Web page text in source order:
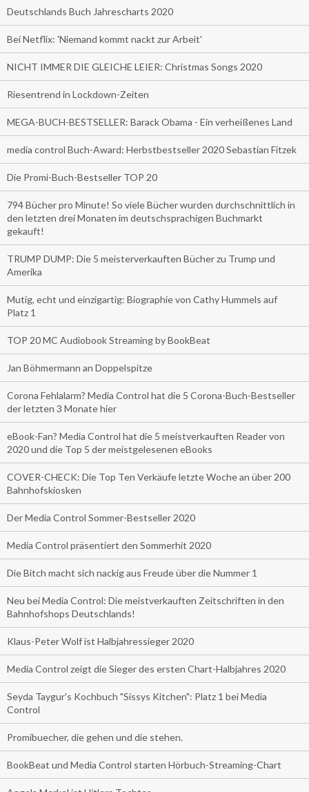
Deutschlands Buch Jahrescharts 2020
Bei Netflix: 'Niemand kommt nackt zur Arbeit'
NICHT IMMER DIE GLEICHE LEIER: Christmas Songs 2020
Riesentrend in Lockdown-Zeiten
MEGA-BUCH-BESTSELLER: Barack Obama - Ein verheißenes Land
media control Buch-Award: Herbstbestseller 2020 Sebastian Fitzek
Die Promi-Buch-Bestseller TOP 20
794 Bücher pro Minute! So viele Bücher wurden durchschnittlich in
den letzten drei Monaten im deutschsprachigen Buchmarkt
gekauft!
TRUMP DUMP: Die 5 meisterverkauften Bücher zu Trump und
Amerika
Mutig, echt und einzigartig: Biographie von Cathy Hummels auf
Platz 1
TOP 20 MC Audiobook Streaming by BookBeat
Jan Böhmermann an Doppelspitze
Corona Fehlalarm? Media Control hat die 5 Corona-Buch-Bestseller
der letzten 3 Monate hier
eBook-Fan? Media Control hat die 5 meistverkauften Reader von
2020 und die Top 5 der meistgelesenen eBooks
COVER-CHECK: Die Top Ten Verkäufe letzte Woche an über 200
Bahnhofskiosken
Der Media Control Sommer-Bestseller 2020
Media Control präsentiert den Sommerhit 2020
Die Bitch macht sich nackig aus Freude über die Nummer 1
Neu bei Media Control: Die meistverkauften Zeitschriften in den
Bahnhofshops Deutschlands!
Klaus-Peter Wolf ist Halbjahressieger 2020
Media Control zeigt die Sieger des ersten Chart-Halbjahres 2020
Seyda Taygur's Kochbuch "Sissys Kitchen": Platz 1 bei Media
Control
Promibuecher, die gehen und die stehen.
BookBeat und Media Control starten Hörbuch-Streaming-Chart